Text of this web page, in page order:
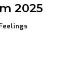
2025